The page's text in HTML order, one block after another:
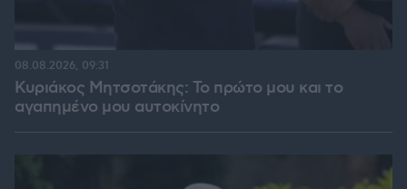
Κυριάκος Μητσοτάκης: Το πρώτο μου και το
αγαπημένο μου αυτοκίνητο
08.08.2026, 09:31